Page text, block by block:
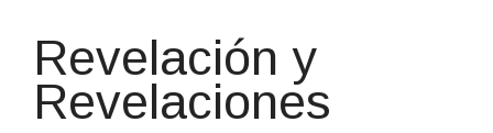
Revelación y
Revelaciones